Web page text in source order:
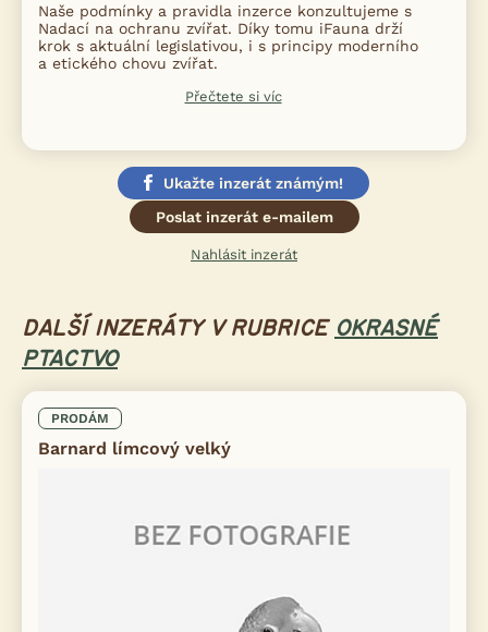
Naše podmínky a pravidla inzerce konzultujeme s
Nadací na ochranu zvířat. Díky tomu iFauna drží
krok s aktuální legislativou, i s principy moderního
a etického chovu zvířat.
Přečtete si víc
Ukažte inzerát známým!
Poslat inzerát e-mailem
Nahlásit inzerát
DALŠÍ INZERÁTY V RUBRICE OKRASNÉ
PTACTVO
PRODÁM
Barnard límcový velký